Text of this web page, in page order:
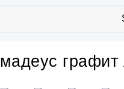
графит